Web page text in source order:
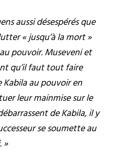
aussi désespérés que
« jusqu’à la mort »
pouvoir. Museveni et
qu’il faut tout faire
au pouvoir en
leur mainmise sur le
de Kabila, il y
se soumette au
»